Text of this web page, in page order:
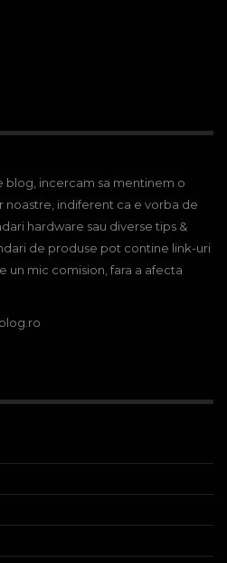
blog, incercam sa mentinem o
indiferent ca e vorba de
hardware sau diverse tips &
de produse pot contine link-uri
un mic comision, fara a afecta